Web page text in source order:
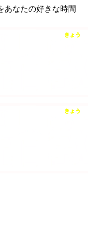
あなたの好きな時間